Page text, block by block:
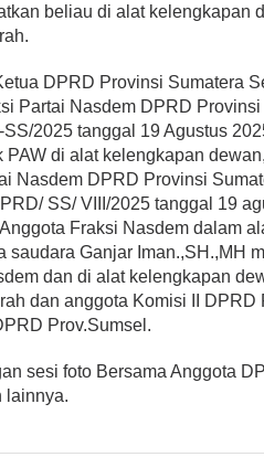
beliau di alat kelengkapan
DPRD Provinsi Sumatera
Partai Nasdem DPRD Provinsi
2025 tanggal 19 Agustus
di alat kelengkapan
Nasdem DPRD Provinsi
SS/ VIII/2025 tanggal 19
Fraksi Nasdem dalam
Ganjar Iman.,SH.,MH
dan di alat kelengkapan
dan anggota Komisi II DPRD
Prov.Sumsel.
sesi foto Bersama Anggota
lainnya.